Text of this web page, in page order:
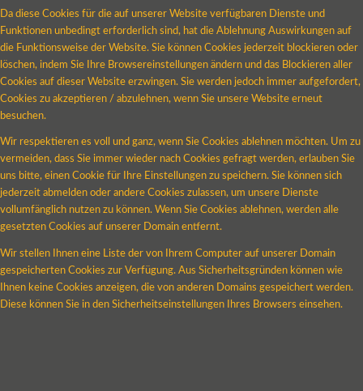
Da diese Cookies für die auf unserer Website verfügbaren Dienste und
Funktionen unbedingt erforderlich sind, hat die Ablehnung Auswirkungen auf
die Funktionsweise der Website. Sie können Cookies jederzeit blockieren oder
löschen, indem Sie Ihre Browsereinstellungen ändern und das Blockieren aller
Cookies auf dieser Website erzwingen. Sie werden jedoch immer aufgefordert,
Cookies zu akzeptieren / abzulehnen, wenn Sie unsere Website erneut
besuchen.
Wir respektieren es voll und ganz, wenn Sie Cookies ablehnen möchten. Um zu
vermeiden, dass Sie immer wieder nach Cookies gefragt werden, erlauben Sie
uns bitte, einen Cookie für Ihre Einstellungen zu speichern. Sie können sich
jederzeit abmelden oder andere Cookies zulassen, um unsere Dienste
vollumfänglich nutzen zu können. Wenn Sie Cookies ablehnen, werden alle
gesetzten Cookies auf unserer Domain entfernt.
Wir stellen Ihnen eine Liste der von Ihrem Computer auf unserer Domain
gespeicherten Cookies zur Verfügung. Aus Sicherheitsgründen können wie
Ihnen keine Cookies anzeigen, die von anderen Domains gespeichert werden.
Diese können Sie in den Sicherheitseinstellungen Ihres Browsers einsehen.